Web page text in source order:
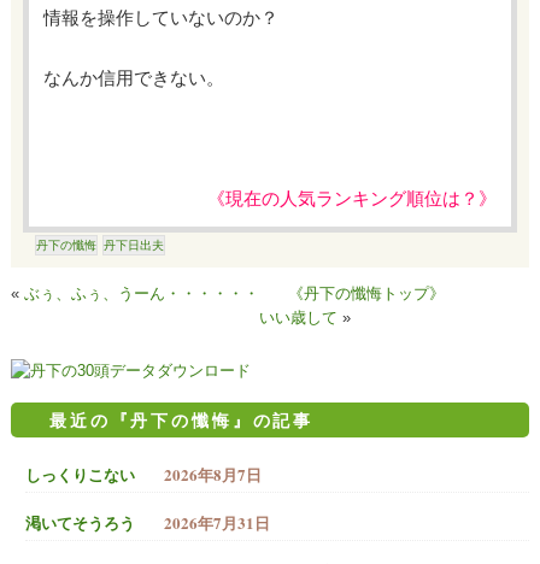
情報を操作していないのか？
なんか信用できない。
《現在の人気ランキング順位は？》
丹下の懺悔 丹下日出夫
« ぶぅ、ふぅ、うーん・・・・・・
《丹下の懺悔トップ》
いい歳して »
最近の『丹下の懺悔』の記事
しっくりこない 2026年8月7日
渇いてそうろう 2026年7月31日